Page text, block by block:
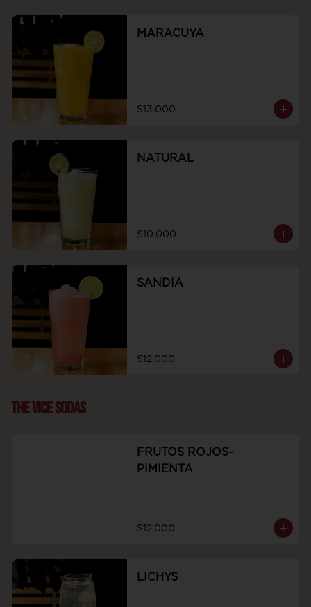
MARACUYA
$13.000
NATURAL
$10.000
SANDIA
$12.000
THE VICE SODAS
FRUTOS ROJOS-
PIMIENTA
$12.000
LICHYS